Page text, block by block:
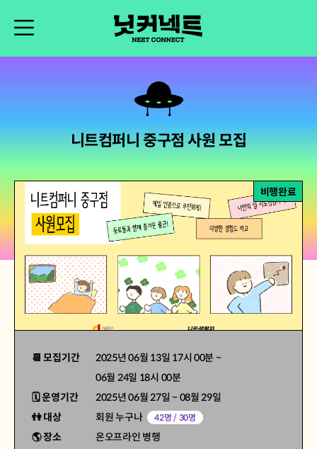
니트컴퍼니 중구점 사원 모집
비행완료
📆 모집기간 2025년 06월 13일 17시 00분 ~
06월 24일 18시 00분
🗓 운영기간
2025년 06월 27일 ~08월 29일
👫 대상
회원 누구나 42명 / 30명
🌎 장소
온오프라인 병행